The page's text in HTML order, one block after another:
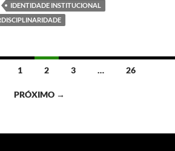
IDENTIDADE INSTITUCIONAL
1 2 3 … 26
PRÓXIMO →